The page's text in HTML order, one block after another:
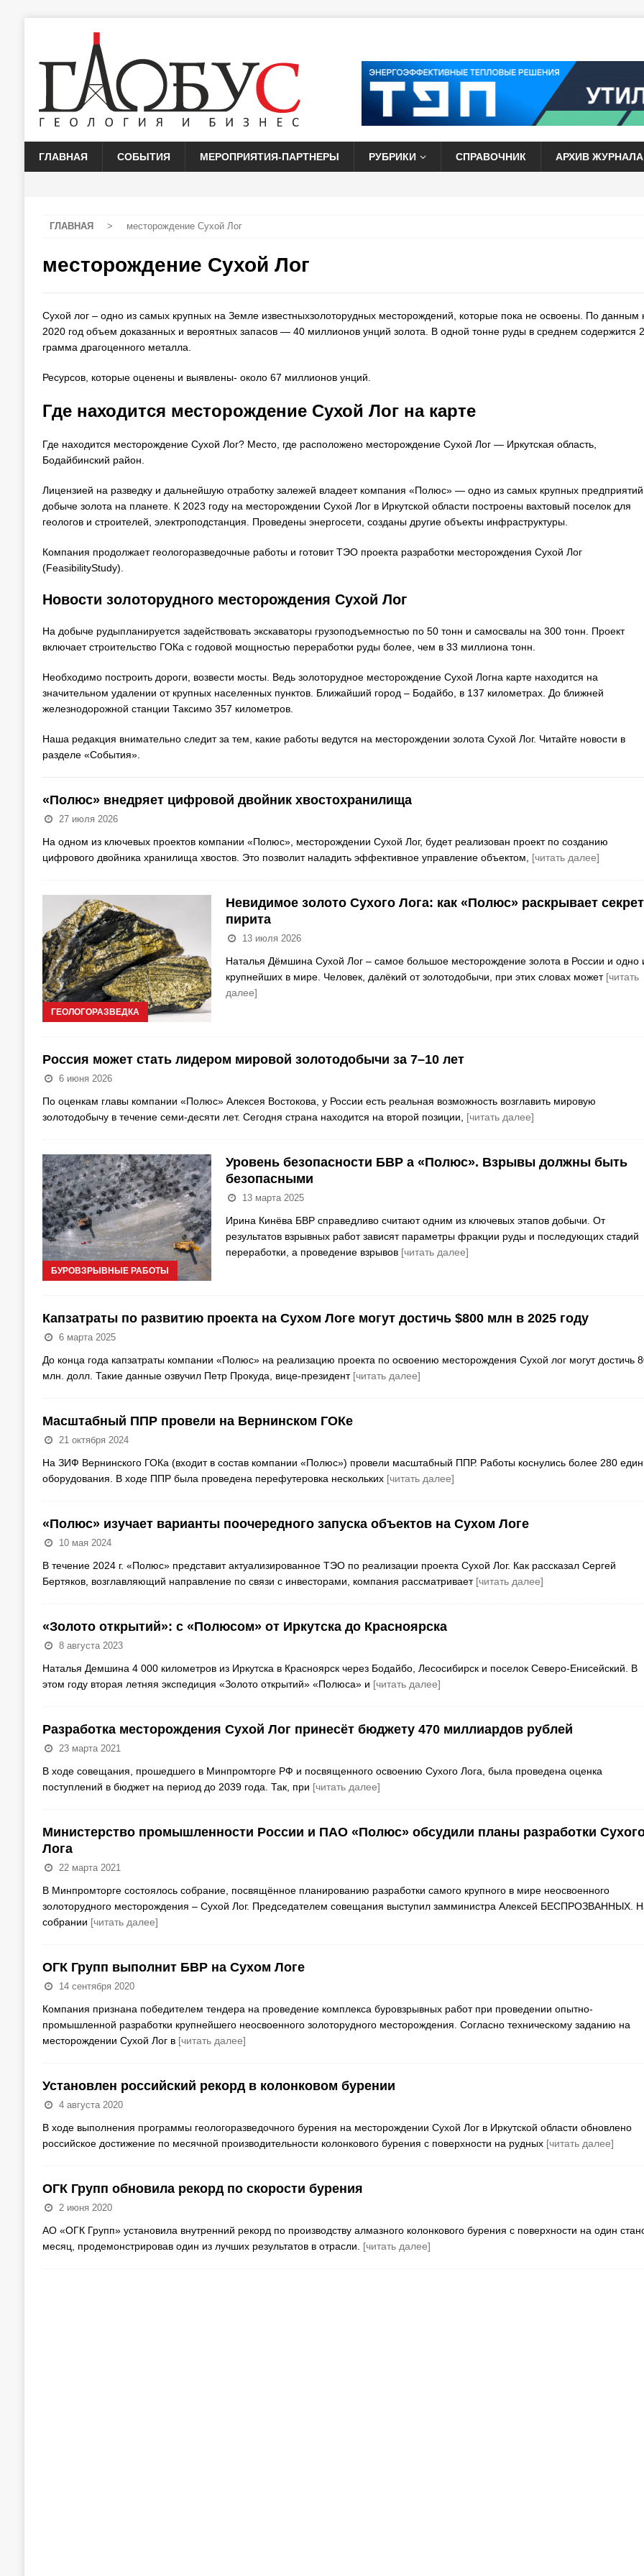
ГЛАВНАЯ СОБЫТИЯ МЕРОПРИЯТИЯ-ПАРТНЕРЫ РУБРИКИ СПРАВОЧНИК АРХИВ ЖУРНАЛА
ГЛАВНАЯ > месторождение Сухой Лог
месторождение Сухой Лог
Сухой лог – одно из самых крупных на Земле известныхзолоторудных месторождений, которые пока не освоены. По данным
2020 год объем доказанных и вероятных запасов — 40 миллионов унций золота. В одной тонне руды в среднем содержится
грамма драгоценного металла.
Ресурсов, которые оценены и выявлены- около 67 миллионов унций.
Где находится месторождение Сухой Лог на карте
Где находится месторождение Сухой Лог? Место, где расположено месторождение Сухой Лог — Иркутская область,
Бодайбинский район.
Лицензией на разведку и дальнейшую отработку залежей владеет компания «Полюс» — одно из самых крупных
добыче золота на планете. К 2023 году на месторождении Сухой Лог в Иркутской области построены вахтовый поселок для
геологов и строителей, электроподстанция. Проведены энергосети, созданы другие объекты инфраструктуры.
Компания продолжает геологоразведочные работы и готовит ТЭО проекта разработки месторождения Сухой Лог
(FeasibilityStudy).
Новости золоторудного месторождения Сухой Лог
На добыче рудыпланируется задействовать экскаваторы грузоподъемностью по 50 тонн и самосвалы на 300 тонн. Проект
включает строительство ГОКа с годовой мощностью переработки руды более, чем в 33 миллиона тонн.
Необходимо построить дороги, возвести мосты. Ведь золоторудное месторождение Сухой Логна карте находится на
значительном удалении от крупных населенных пунктов. Ближайший город – Бодайбо, в 137 километрах. До ближней
железнодорожной станции Таксимо 357 километров.
Наша редакция внимательно следит за тем, какие работы ведутся на месторождении золота Сухой Лог. Читайте новости в
разделе «События».
«Полюс» внедряет цифровой двойник хвостохранилища
27 июля 2026
На одном из ключевых проектов компании «Полюс», месторождении Сухой Лог, будет реализован проект по созданию
цифрового двойника хранилища хвостов. Это позволит наладить эффективное управление объектом, [читать далее]
ГЕОЛОГОРАЗВЕДКА
Невидимое золото Сухого Лога: как «Полюс» раскрывает
пирита
13 июля 2026
Наталья Дёмшина Сухой Лог – самое большое месторождение золота в России и одно
крупнейших в мире. Человек, далёкий от золотодобычи, при этих словах может [читать
далее]
Россия может стать лидером мировой золотодобычи за 7–10 лет
6 июня 2026
По оценкам главы компании «Полюс» Алексея Востокова, у России есть реальная возможность возглавить мировую
золотодобычу в течение семи-десяти лет. Сегодня страна находится на второй позиции, [читать далее]
БУРОВЗРЫВНЫЕ РАБОТЫ
Уровень безопасности БВР а «Полюс». Взрывы должны быть
безопасными
13 марта 2025
Ирина Кинёва БВР справедливо считают одним из ключевых этапов добычи. От
результатов взрывных работ зависят параметры фракции руды и последующих стадий
переработки, а проведение взрывов [читать далее]
Капзатраты по развитию проекта на Сухом Логе могут достичь $800 млн в 2025 году
6 марта 2025
До конца года капзатраты компании «Полюс» на реализацию проекта по освоению месторождения Сухой лог могут достичь
млн. долл. Такие данные озвучил Петр Прокуда, вице-президент [читать далее]
Масштабный ППР провели на Вернинском ГОКе
21 октября 2024
На ЗИФ Вернинского ГОКа (входит в состав компании «Полюс») провели масштабный ППР. Работы коснулись более 280
оборудования. В ходе ППР была проведена перефутеровка нескольких [читать далее]
«Полюс» изучает варианты поочередного запуска объектов на Сухом Логе
10 мая 2024
В течение 2024 г. «Полюс» представит актуализированное ТЭО по реализации проекта Сухой Лог. Как рассказал Сергей
Бертяков, возглавляющий направление по связи с инвесторами, компания рассматривает [читать далее]
«Золото открытий»: с «Полюсом» от Иркутска до Красноярска
8 августа 2023
Наталья Демшина 4 000 километров из Иркутска в Красноярск через Бодайбо, Лесосибирск и поселок Северо-Енисейский. В
этом году вторая летняя экспедиция «Золото открытий» «Полюса» и [читать далее]
Разработка месторождения Сухой Лог принесёт бюджету 470 миллиардов рублей
23 марта 2021
В ходе совещания, прошедшего в Минпромторге РФ и посвященного освоению Сухого Лога, была проведена оценка
поступлений в бюджет на период до 2039 года. Так, при [читать далее]
Министерство промышленности России и ПАО «Полюс» обсудили планы разработки
Лога
22 марта 2021
В Минпромторге состоялось собрание, посвящённое планированию разработки самого крупного в мире неосвоенного
золоторудного месторождения – Сухой Лог. Председателем совещания выступил замминистра Алексей БЕСПРОЗВАННЫХ.
собрании [читать далее]
ОГК Групп выполнит БВР на Сухом Логе
14 сентября 2020
Компания признана победителем тендера на проведение комплекса буровзрывных работ при проведении опытно-
промышленной разработки крупнейшего неосвоенного золоторудного месторождения. Согласно техническому заданию на
месторождении Сухой Лог в [читать далее]
Установлен российский рекорд в колонковом бурении
4 августа 2020
В ходе выполнения программы геологоразведочного бурения на месторождении Сухой Лог в Иркутской области обновлено
российское достижение по месячной производительности колонкового бурения с поверхности на рудных [читать далее]
ОГК Групп обновила рекорд по скорости бурения
2 июня 2020
АО «ОГК Групп» установила внутренний рекорд по производству алмазного колонкового бурения с поверхности на один
месяц, продемонстрировав один из лучших результатов в отрасли. [читать далее]